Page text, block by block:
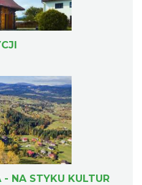
NA STYKU KULTUR